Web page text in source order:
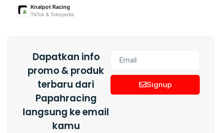
Knalpot Racing
TikTok & Tokopedia
Dapatkan info
promo & produk
terbaru dari
Papahracing
langsung ke email
kamu
Signup